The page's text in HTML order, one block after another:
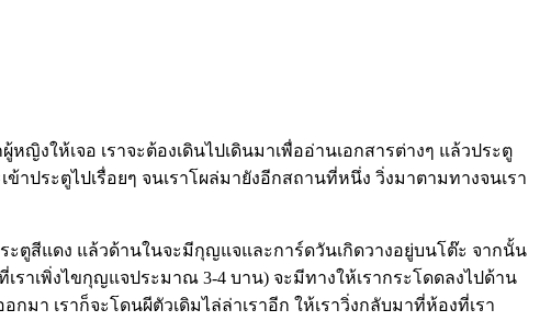
หญิงให้เจอ เราจะต้องเดินไปเดินมาเพื่ออ่านเอกสารต่างๆ แล้วประตู
าประตูไปเรื่อยๆ จนเราโผล่มายังอีกสถานที่หนึ่ง วิ่งมาตามทางจนเรา
ะตูสีแดง แล้วด้านในจะมีกุญแจและการ์ดวันเกิดวางอยู่บนโต๊ะ จากนั้น
ราเพิ่งไขกุญแจประมาณ 3-4 บาน) จะมีทางให้เรากระโดดลงไปด้าน
า เราก็จะโดนผีตัวเดิมไล่ล่าเราอีก ให้เราวิ่งกลับมาที่ห้องที่เรา